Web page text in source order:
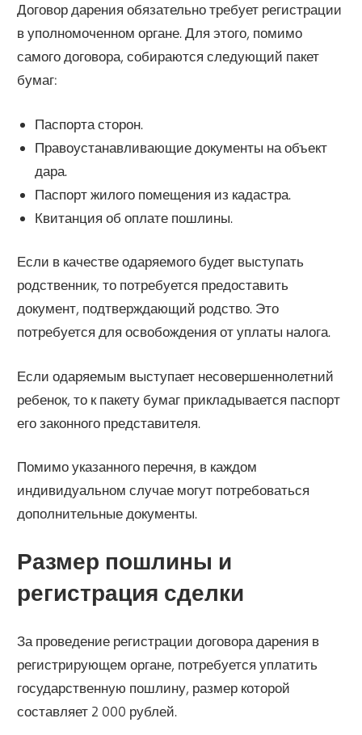
Договор дарения обязательно требует регистрации
в уполномоченном органе. Для этого, помимо
самого договора, собираются следующий пакет
бумаг:
Паспорта сторон.
Правоустанавливающие документы на объект
дара.
Паспорт жилого помещения из кадастра.
Квитанция об оплате пошлины.
Если в качестве одаряемого будет выступать
родственник, то потребуется предоставить
документ, подтверждающий родство. Это
потребуется для освобождения от уплаты налога.
Если одаряемым выступает несовершеннолетний
ребенок, то к пакету бумаг прикладывается паспорт
его законного представителя.
Помимо указанного перечня, в каждом
индивидуальном случае могут потребоваться
дополнительные документы.
Размер пошлины и
регистрация сделки
За проведение регистрации договора дарения в
регистрирующем органе, потребуется уплатить
государственную пошлину, размер которой
составляет 2 000 рублей.